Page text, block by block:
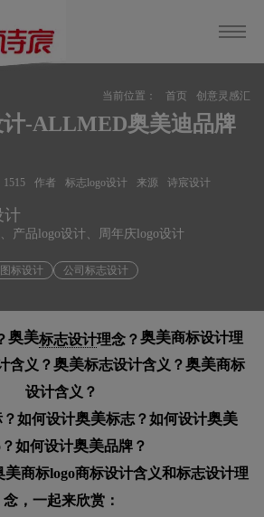
当前位置： 首页 创意灵感汇
-ALLMED奥美迪品牌
1515 作者 标志logo设计 来源 诗宸设计
计
产品logo设计、周年庆logo设计
图标设计 公司标志设计
奥美标志设计理念？奥美商标设计理
含义？奥美标志设计含义？奥美商标
设计含义？
如何设计奥美标志？如何设计奥美
如何设计奥美品牌？
美商标logo商标设计含义和标志设计理
念，一起来欣赏：